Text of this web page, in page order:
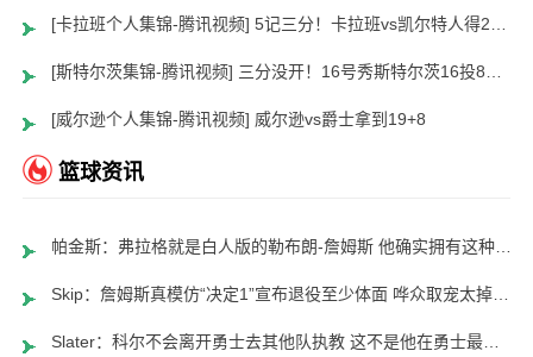
[卡拉班个人集锦-腾讯视频] 5记三分！卡拉班vs凯尔特人得21+8
[斯特尔茨集锦-腾讯视频] 三分没开！16号秀斯特尔茨16投8中&三分8中2得到22分2板6助
[威尔逊个人集锦-腾讯视频] 威尔逊vs爵士拿到19+8
篮球资讯
帕金斯：弗拉格就是白人版的勒布朗-詹姆斯 他确实拥有这种天赋包
Skip：詹姆斯真模仿“决定1”宣布退役至少体面 哗众取宠太掉价了
Slater：科尔不会离开勇士去其他队执教 这不是他在勇士最后一季